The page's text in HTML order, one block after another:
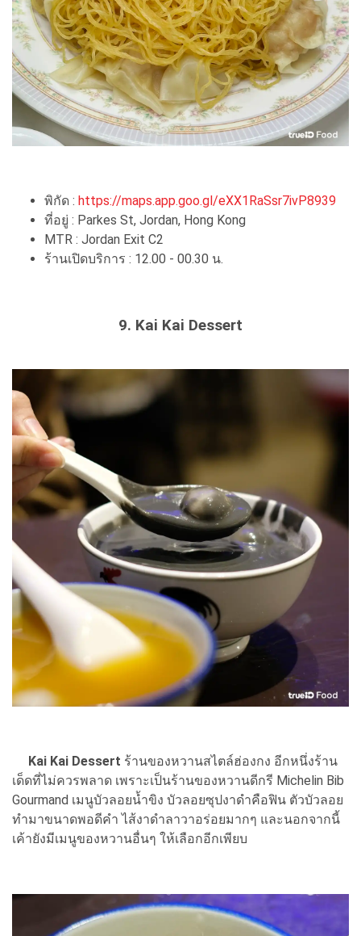
พิกัด : https://maps.app.goo.gl/eXX1RaSsr7ivP8939
ที่อยู่ : Parkes St, Jordan, Hong Kong
MTR : Jordan Exit C2
ร้านเปิดบริการ : 12.00 - 00.30 น.
9. Kai Kai Dessert
Kai Kai Dessert ร้านของหวานสไตล์ฮ่องกง อีกหนึ่งร้าน
เด็ดที่ไม่ควรพลาด เพราะเป็นร้านของหวานดีกรี Michelin Bib
Gourmand เมนูบัวลอยน้ำขิง บัวลอยซุปงาดำคือฟิน ตัวบัวลอย
ทำมาขนาดพอดีคำ ไส้งาดำลาวาอร่อยมากๆ และนอกจากนี้
เค้ายังมีเมนูของหวานอื่นๆ ให้เลือกอีกเพียบ